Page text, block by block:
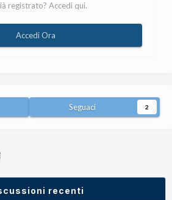
registrato? Accedi qui.
Accedi Ora
Seguaci 2
recenti